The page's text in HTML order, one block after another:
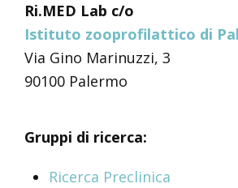
Ri.MED Lab c/o
Istituto zooprofilattico di
Via Gino Marinuzzi, 3
90100 Palermo
Gruppi di ricerca:
Ricerca Preclinica